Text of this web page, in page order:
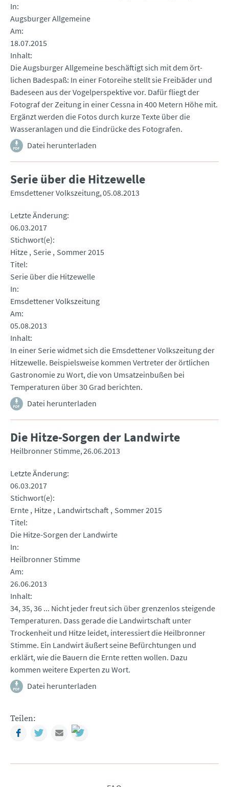
In
Augsburger Allgemeine
Am
18.07.2015
Inhalt
Die Augsburger Allgemeine beschäftigt sich mit dem ört­
lichen Badespaß: In einer Fotoreihe stellt sie Freibäder und
Badeseen aus der Vogelper­spektive vor. Dafür fliegt der
Fotograf der Zeitung in einer Cessna in 400 Metern Höhe mit.
Ergänzt werden die Fotos durch kurze Texte über die
Wasseranlagen und die Eindrücke des Fotografen.
Datei herunterladen
Serie über die Hitzewelle
Emsdettener Volkszeitung 05.08.2013
Letzte Änderung
06.03.2017
Stichwort(e)
Hitze Serie Sommer 2015
Titel
Serie über die Hitzewelle
In
Emsdettener Volkszeitung
Am
05.08.2013
Inhalt
In einer Serie widmet sich die Emsdettener Volkszeitung der
Hitzewelle. Beispielsweise kommen Vertreter der örtlichen
Gastronomie zu Wort, die von Umsatzeinbußen bei
Temperaturen über 30 Grad berichten.
Datei herunterladen
Die Hitze-Sorgen der Landwirte
Heilbronner Stimme 26.06.2013
Letzte Änderung
06.03.2017
Stichwort(e)
Ernte Hitze Landwirtschaft Sommer 2015
Titel
Die Hitze-Sorgen der Landwirte
In
Heilbronner Stimme
Am
26.06.2013
Inhalt
34, 35, 36 ... Nicht jeder freut sich über grenzenlos steigende
Temperaturen. Dass gerade die Landwirtschaft unter
Trockenheit und Hitze leidet, interessiert die Heilbronner
Stimme. Ein Landwirt äußert seine Befürchtungen und
erklärt, wie die Bauern die Ernte retten wollen. Dazu
kommen weitere Experten zu Wort.
Datei herunterladen
Teilen:
FacebookTwitterMail